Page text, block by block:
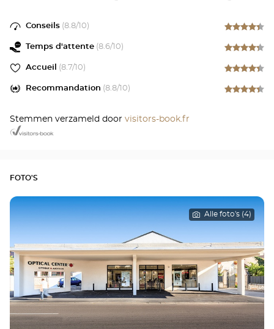
Conseils (8.8/10)
Temps d'attente (8.6/10)
Accueil (8.7/10)
Recommandation (8.8/10)
Stemmen verzameld door visitors-book.fr
FOTO'S
Alle foto's (4)